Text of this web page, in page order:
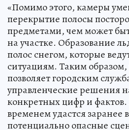
«Помимо этого, камеры
перекрытие полосы
предметами, чем может
на участке. Образование
полос снегом, которые
ситуациям. Таким
позволяет городским
управленческие решения
конкретных цифр и фактов.
временем удастся заранее
потенциально опасные